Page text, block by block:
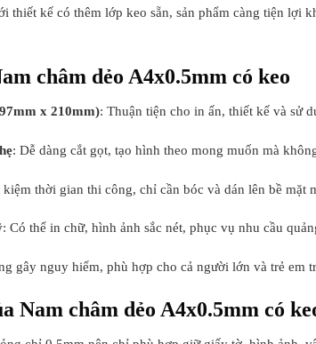
thiết kế có thêm lớp keo sẵn, sản phẩm càng tiện lợi
châm dẻo A4x0.5mm có keo
x 210mm): Thuận tiện cho in ấn, thiết kế và sử
: Dễ dàng cắt gọt, tạo hình theo mong muốn mà
kiệm thời gian thi công, chỉ cần bóc và dán lên bề mặt
: Có thể in chữ, hình ảnh sắc nét, phục vụ nhu cầu
gây nguy hiểm, phù hợp cho cả người lớn và trẻ em
Nam châm dẻo A4x0.5mm có